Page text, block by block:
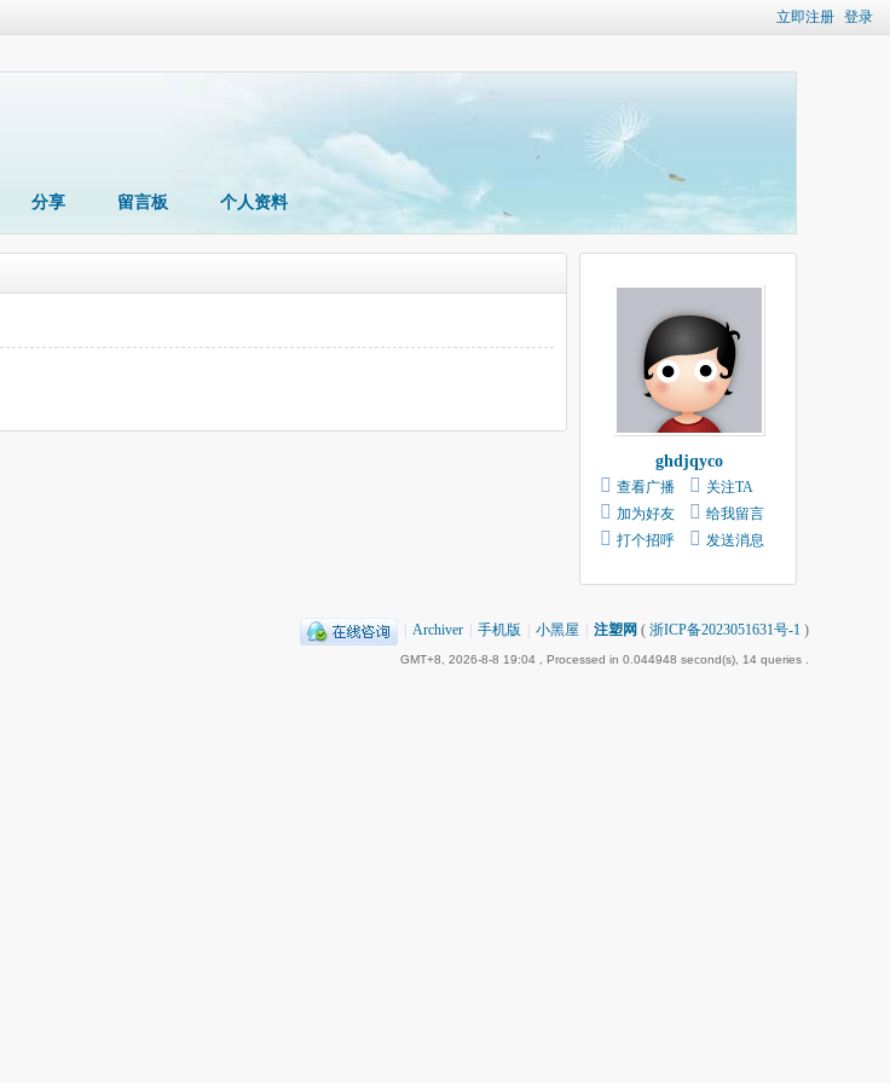
立即注册 登录
分享 留言板 个人资料
ghdjqyco
查看广播
关注TA
加为好友
给我留言
打个招呼
发送消息
Archiver 手机版 小黑屋 注塑网 ( 浙ICP备2023051631号-1 )
GMT+8, 2026-8-8 19:04 , Processed in 0.044948 second(s), 14 queries .